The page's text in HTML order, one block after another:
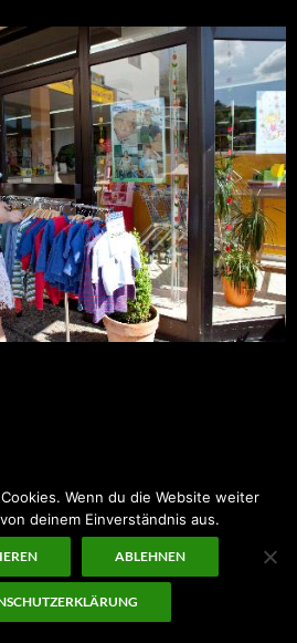
Wenn du die Website weiter
deinem Einverständnis aus.
ABLEHNEN